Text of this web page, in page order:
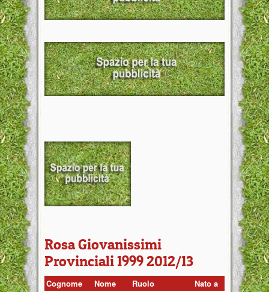
Rosa Giovanissimi
Provinciali 1999 2012/13
Cognome Nome Ruolo Nato a
Nato il